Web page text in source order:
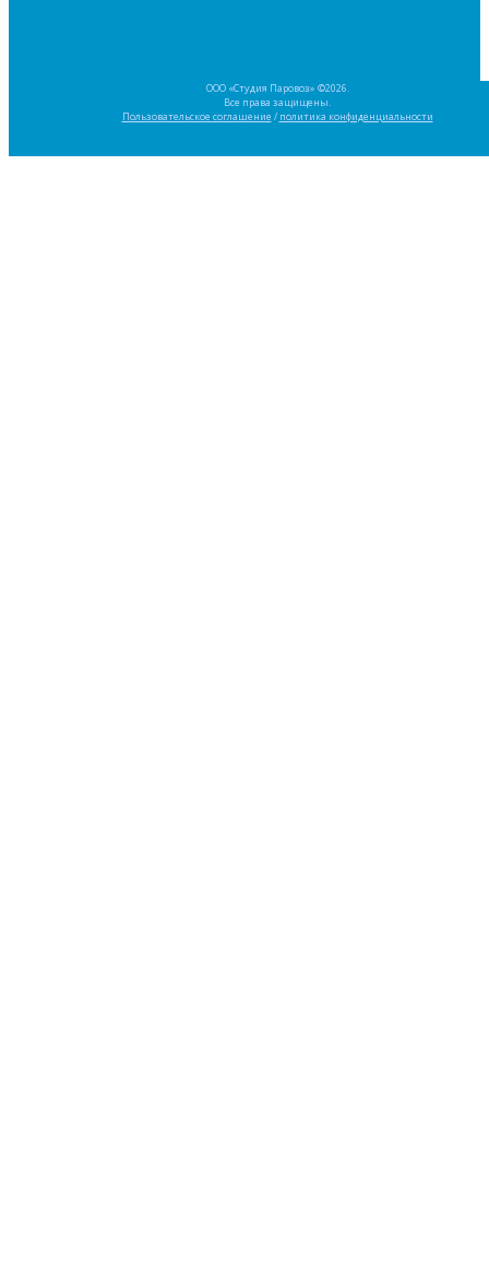
ООО «Студия Паровоз» ©2026.
Все права защищены.
Пользовательское соглашение / политика конфиденциальности